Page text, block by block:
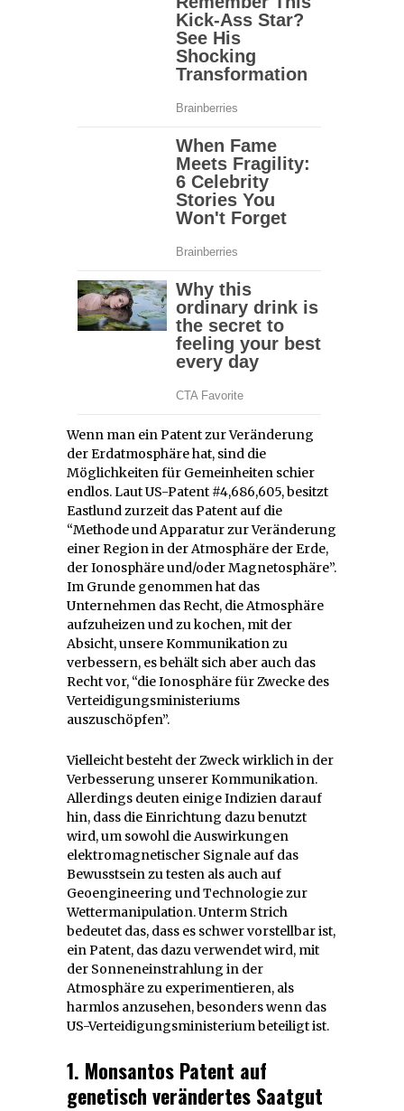
Wenn man ein Patent zur Veränderung
der Erdatmosphäre hat, sind die
Möglichkeiten für Gemeinheiten schier
endlos. Laut US-Patent #4,686,605, besitzt
Eastlund zurzeit das Patent auf die
“Methode und Apparatur zur Veränderung
einer Region in der Atmosphäre der Erde,
der Ionosphäre und/oder Magnetosphäre”.
Im Grunde genommen hat das
Unternehmen das Recht, die Atmosphäre
aufzuheizen und zu kochen, mit der
Absicht, unsere Kommunikation zu
verbessern, es behält sich aber auch das
Recht vor, “die Ionosphäre für Zwecke des
Verteidigungsministeriums
auszuschöpfen”.
Vielleicht besteht der Zweck wirklich in der
Verbesserung unserer Kommunikation.
Allerdings deuten einige Indizien darauf
hin, dass die Einrichtung dazu benutzt
wird, um sowohl die Auswirkungen
elektromagnetischer Signale auf das
Bewusstsein zu testen als auch auf
Geoengineering und Technologie zur
Wettermanipulation. Unterm Strich
bedeutet das, dass es schwer vorstellbar ist,
ein Patent, das dazu verwendet wird, mit
der Sonneneinstrahlung in der
Atmosphäre zu experimentieren, als
harmlos anzusehen, besonders wenn das
US-Verteidigungsministerium beteiligt ist.
1. Monsantos Patent auf
genetisch verändertes Saatgut